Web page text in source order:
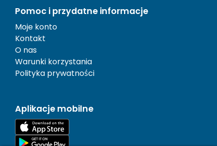
Pomoc i przydatne informacje
Moje konto
Kontakt
O nas
Warunki korzystania
Polityka prywatności
Aplikacje mobilne